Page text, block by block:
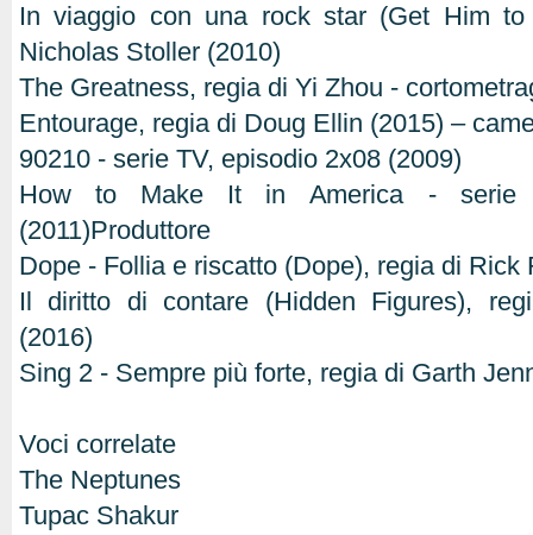
In viaggio con una rock star (Get Him
Nicholas Stoller (2010)
The Greatness, regia di Yi Zhou -
Entourage, regia di Doug Ellin (2015) –
90210 - serie TV, episodio 2x08 (2009)
How to Make It in America - serie
(2011)Produttore
Dope - Follia e riscatto (Dope), regia di Rick
Il diritto di contare (Hidden Figures),
(2016)
Sing 2 - Sempre più forte, regia di Garth
Voci correlate
The Neptunes
Tupac Shakur